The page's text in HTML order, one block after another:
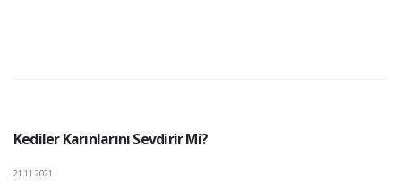
Kediler Karınlarını Sevdirir Mi?
21.11.2021